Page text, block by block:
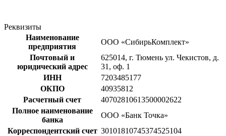
Реквизиты
Наименование
предприятия
ООО «СибирьКомплект»
Почтовый и
юридический адрес
625014, г. Тюмень ул. Чекистов, д.
31, оф. 1
ИНН
7203485177
ОКПО
40935812
Расчетный счет
40702810613500002622
Полное наименование
банка
ООО «Банк Точка»
Корреспондентский счет 30101810745374525104